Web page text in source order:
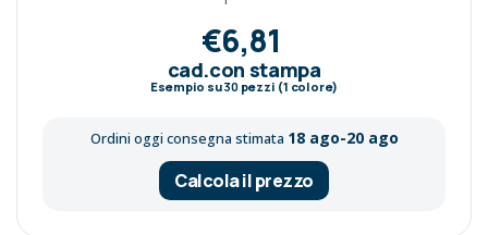
€6,81
cad.con stampa
Esempio su30pezzi (1 colore)
Ordini oggi consegna stimata 18 ago-20 ago
Calcola il prezzo